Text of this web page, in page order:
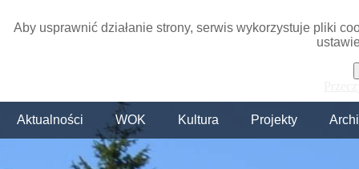
Aby usprawnić działanie strony, serwis wykorzystuje pliki
Aktualności WOK Kultura Projekty